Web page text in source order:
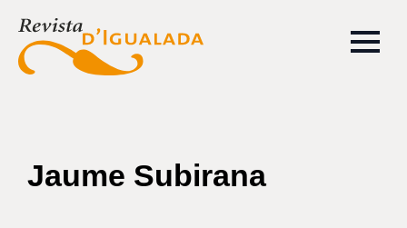
Jaume Subirana